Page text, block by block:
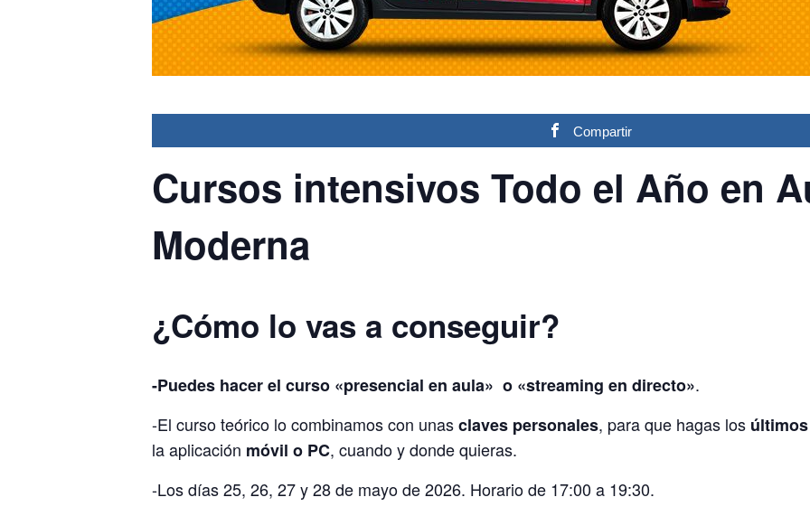
Compartir
Cursos intensivos Todo el Año en
Moderna
¿Cómo lo vas a conseguir?
-Puedes hacer el curso «presencial en aula» o «streaming en directo».
-El curso teórico lo combinamos con unasclaves personales, para que hagas los
la aplicación móvil o PC, cuando y donde quieras.
-Los días 25, 26, 27 y 28 de mayo de 2026. Horario de 17:00 a 19:30.